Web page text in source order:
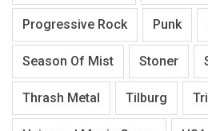
Progressive Rock Punk
Season Of Mist Stoner
Thrash Metal Tilburg